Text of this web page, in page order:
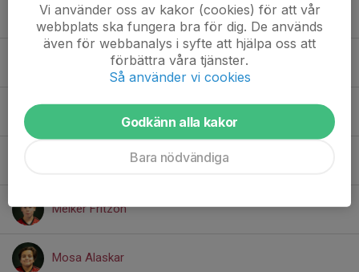
Lukas Leandersson
Malte Falevid
Matheo Pettersson
Melker Fritzon
Mosa Alaskar
Vi använder oss av kakor (cookies) för att vår
webbplats ska fungera bra för dig. De används
även för webbanalys i syfte att hjälpa oss att
förbättra våra tjänster.
Så använder vi cookies
Godkänn alla kakor
Bara nödvändiga